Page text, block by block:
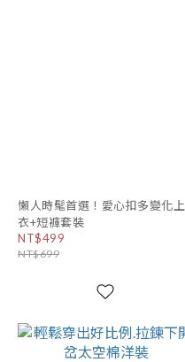
懶人時髦首選！愛心扣多變化上
衣+短褲套裝
NT$499
NT$699